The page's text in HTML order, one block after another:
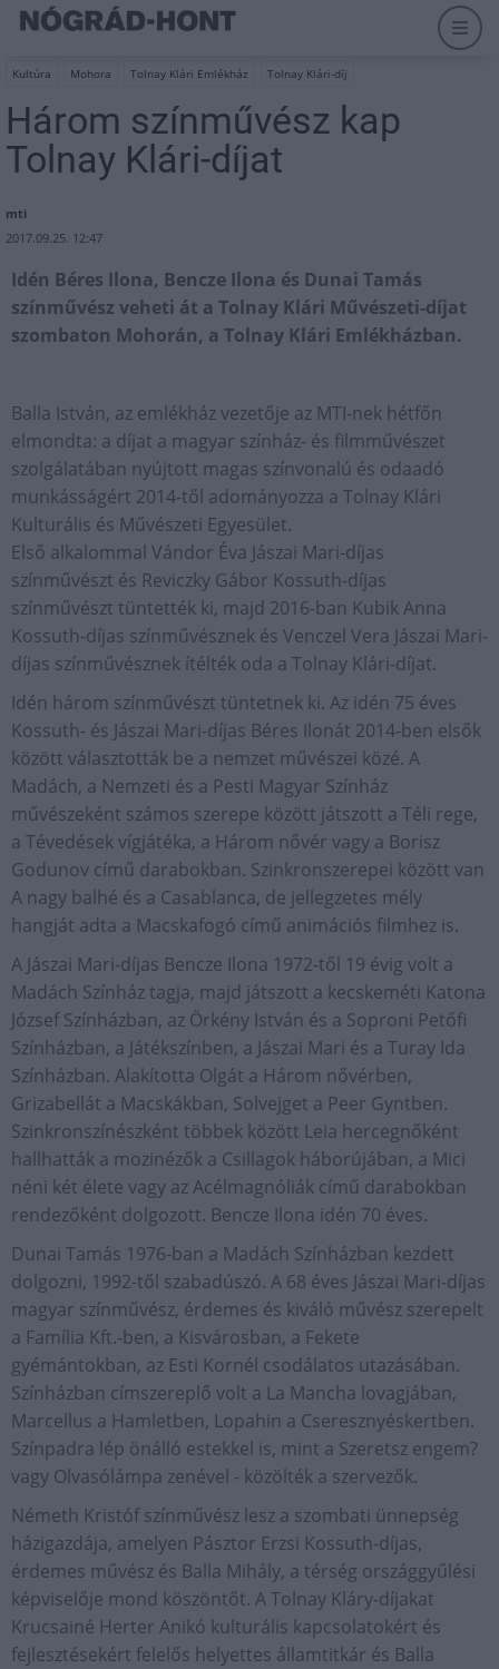
Kultúra Mohora Tolnay Klári Emlékház Tolnay Klári-díj
Három színművész kap
Tolnay Klári-díjat
mti
2017.09.25. 12:47
Idén Béres Ilona, Bencze Ilona és Dunai Tamás
színművész veheti át a Tolnay Klári Művészeti-díjat
szombaton Mohorán, a Tolnay Klári Emlékházban.
Balla István, az emlékház vezetője az MTI-nek hétfőn
elmondta: a díjat a magyar színház- és filmművészet
szolgálatában nyújtott magas színvonalú és odaadó
munkásságért 2014-től adományozza a Tolnay Klári
Kulturális és Művészeti Egyesület.
Első alkalommal Vándor Éva Jászai Mari-díjas
színművészt és Reviczky Gábor Kossuth-díjas
színművészt tüntették ki, majd 2016-ban Kubik Anna
Kossuth-díjas színművésznek és Venczel Vera Jászai Mari-
díjas színművésznek ítélték oda a Tolnay Klári-díjat.
Idén három színművészt tüntetnek ki. Az idén 75 éves
Kossuth- és Jászai Mari-díjas Béres Ilonát 2014-ben elsők
között választották be a nemzet művészei közé. A
Madách, a Nemzeti és a Pesti Magyar Színház
művészeként számos szerepe között játszott a Téli rege,
a Tévedések vígjátéka, a Három nővér vagy a Borisz
Godunov című darabokban. Szinkronszerepei között van
A nagy balhé és a Casablanca, de jellegzetes mély
hangját adta a Macskafogó című animációs filmhez is.
A Jászai Mari-díjas Bencze Ilona 1972-től 19 évig volt a
Madách Színház tagja, majd játszott a kecskeméti Katona
József Színházban, az Örkény István és a Soproni Petőfi
Színházban, a Játékszínben, a Jászai Mari és a Turay Ida
Színházban. Alakította Olgát a Három nővérben,
Grizabellát a Macskákban, Solvejget a Peer Gyntben.
Szinkronszínészként többek között Leia hercegnőként
hallhatták a mozinézők a Csillagok háborújában, a Mici
néni két élete vagy az Acélmagnóliák című darabokban
rendezőként dolgozott. Bencze Ilona idén 70 éves.
Dunai Tamás 1976-ban a Madách Színházban kezdett
dolgozni, 1992-től szabadúszó. A 68 éves Jászai Mari-díjas
magyar színművész, érdemes és kiváló művész szerepelt
a Família Kft.-ben, a Kisvárosban, a Fekete
gyémántokban, az Esti Kornél csodálatos utazásában.
Színházban címszereplő volt a La Mancha lovagjában,
Marcellus a Hamletben, Lopahin a Cseresznyéskertben.
Színpadra lép önálló estekkel is, mint a Szeretsz engem?
vagy Olvasólámpa zenével - közölték a szervezők.
Németh Kristóf színművész lesz a szombati ünnepség
házigazdája, amelyen Pásztor Erzsi Kossuth-díjas,
érdemes művész és Balla Mihály, a térség országgyűlési
képviselője mond köszöntőt. A Tolnay Kláry-díjakat
Krucsainé Herter Anikó kulturális kapcsolatokért és
fejlesztésekért felelős helyettes államtitkár és Balla